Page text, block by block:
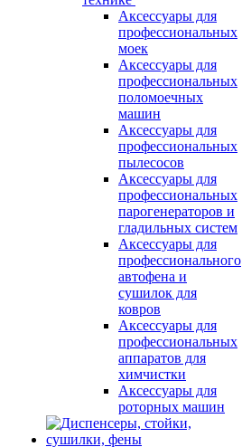
Аксессуары для
профессиональных
моек
Аксессуары для
профессиональных
поломоечных
машин
Аксессуары для
профессиональных
пылесосов
Аксессуары для
профессиональных
парогенераторов и
гладильных систем
Аксессуары для
профессионального
автофена и
сушилок для
ковров
Аксессуары для
профессиональных
аппаратов для
химчистки
Аксессуары для
роторных машин